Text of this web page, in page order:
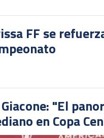
FF se
Giacone: "El
en Copa